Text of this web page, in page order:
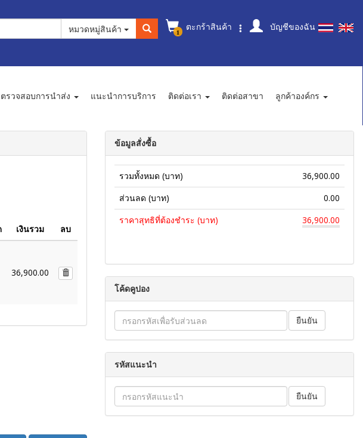
1 ตะกร้าสินค้า บัญชีของฉัน
หมวดหมู่สินค้า
ตรวจสอบการนำส่ง แนะนำการบริการ ติดต่อเรา ติดต่อสาขา
ลูกค้าองค์กร
เงินรวม ลบ
36,900.00
ข้อมูลสั่งซื้อ
รวมทั้งหมด (บาท)
36,900.00
ส่วนลด (บาท)
0.00
ราคาสุทธิที่ต้องชำระ (บาท)
36,900.00
โค้ดคูปอง
รหัสแนะนำ